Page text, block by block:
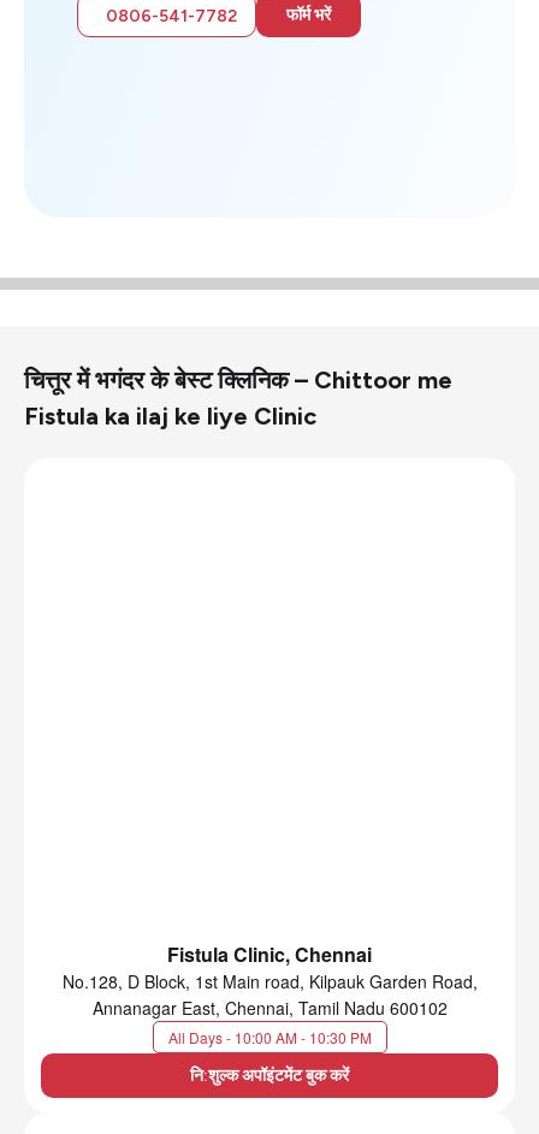
0806-541-7782 फॉर्म भरें
चित्तूर में भगंदर के बेस्ट क्लिनिक – Chittoor me
Fistula ka ilaj ke liye Clinic
Fistula Clinic, Chennai
No.128, D Block, 1st Main road, Kilpauk Garden Road,
Annanagar East, Chennai, Tamil Nadu 600102
All Days - 10:00 AM - 10:30 PM
नि:शुल्क अपॉइंटमेंट बुक करें